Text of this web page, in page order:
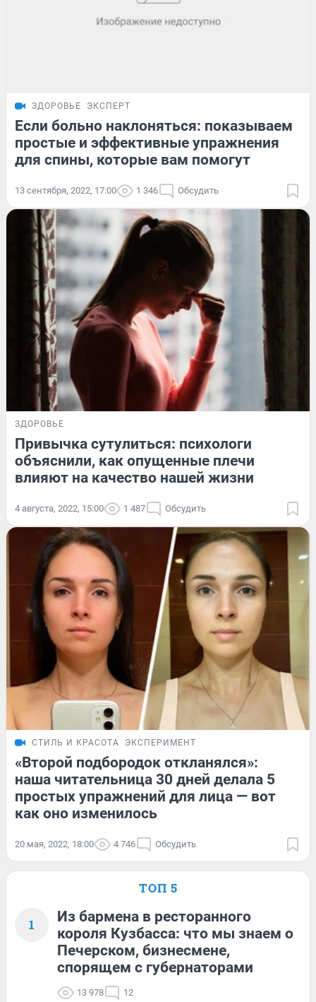
ЗДОРОВЬЕ ЭКСПЕРТ
Если больно наклоняться: показываем
простые и эффективные упражнения
для спины, которые вам помогут
13 сентября, 2022, 17:00 1 346 Обсудить
ЗДОРОВЬЕ
Привычка сутулиться: психологи
объяснили, как опущенные плечи
влияют на качество нашей жизни
4 августа, 2022, 15:00 1 487 Обсудить
СТИЛЬ И КРАСОТА ЭКСПЕРИМЕНТ
«Второй подбородок откланялся»:
наша читательница 30 дней делала 5
простых упражнений для лица — вот
как оно изменилось
20 мая, 2022, 18:00 4 746 Обсудить
ТОП 5
1
Из бармена в ресторанного
короля Кузбасса: что мы знаем о
Печерском, бизнесмене,
спорящем с губернаторами
13 978 12